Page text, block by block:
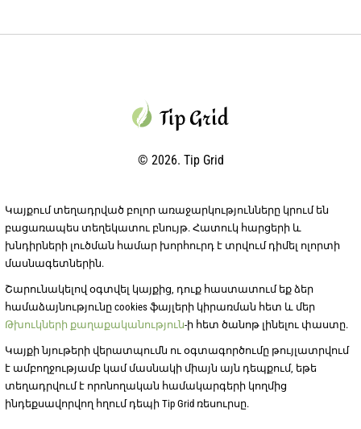
© 2026. Tip Grid
Կայքում տեղադրված բոլոր առաջարկությունները կրում են
բացառապես տեղեկատու բնույթ. Հատուկ հարցերի և
խնդիրների լուծման համար խորհուրդ է տրվում դիմել ոլորտի
մասնագետներին.
Շարունակելով օգտվել կայքից, դուք հաստատում եք ձեր
համաձայնությունը cookies ֆայլերի կիրառման հետ և մեր
Թխուկների քաղաքականություն-ի հետ ծանոթ լինելու փաստը.
Կայքի նյութերի վերատպումն ու օգտագործումը թույլատրվում
է ամբողջությամբ կամ մասնակի միայն այն դեպքում, եթե
տեղադրվում է որոնողական համակարգերի կողմից
ինդեքսավորվող հղում դեպի Tip Grid ռեսուրսը.